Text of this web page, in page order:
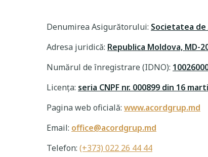
Denumirea Asigurătorului: Societatea de
Adresa juridică: Republica Moldova, MD-
Numărul de înregistrare (IDNO):
Licența: seria CNPF nr. 000899 din 16
Pagina web oficială: www.acordgrup.md
Email: office@acordgrup.md
Telefon: (+373) 022 26 44 44